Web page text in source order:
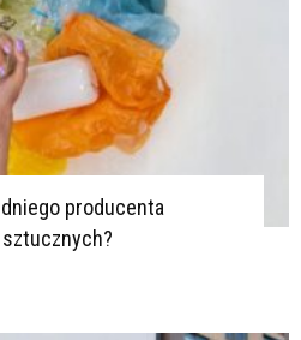
producenta